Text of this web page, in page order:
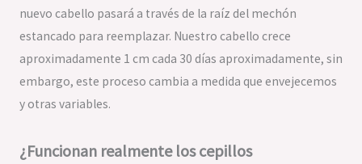
nuevo cabello pasará a través de la raíz del mechón
estancado para reemplazar. Nuestro cabello crece
aproximadamente 1 cm cada 30 días aproximadamente, sin
embargo, este proceso cambia a medida que envejecemos
y otras variables.
¿Funcionan realmente los cepillos